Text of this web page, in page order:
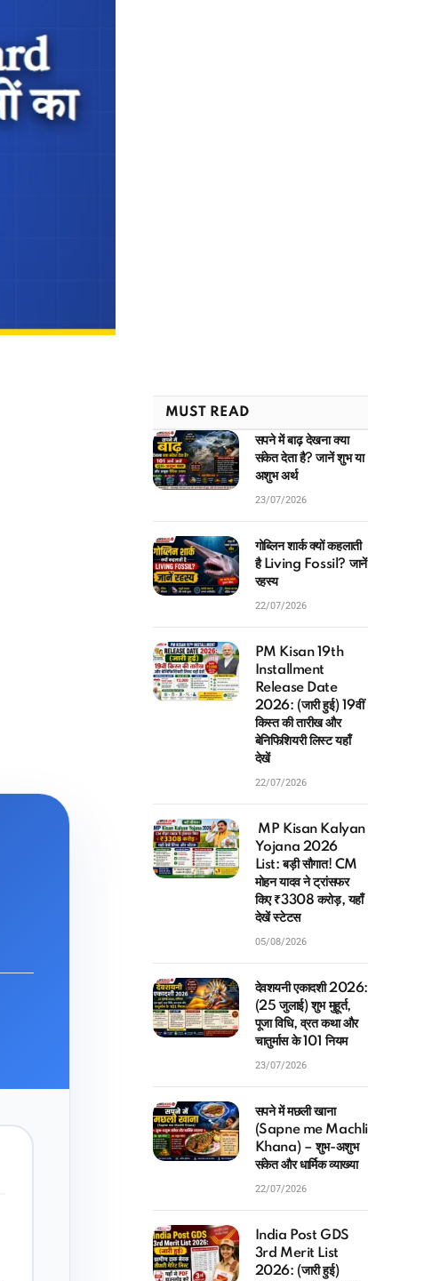
MUST READ
सपने में बाढ़ देखना क्या
संकेत देता है? जानें शुभ या
अशुभ अर्थ
23/07/2026
गोब्लिन शार्क क्यों कहलाती
है Living Fossil? जानें
रहस्य
22/07/2026
PM Kisan 19th
Installment
Release Date
2026: (जारी हुई) 19वीं
किस्त की तारीख और
बेनिफिशियरी लिस्ट यहाँ
देखें
22/07/2026
MP Kisan Kalyan
Yojana 2026
List: बड़ी सौगात! CM
मोहन यादव ने ट्रांसफर
किए ₹3308 करोड़, यहाँ
देखें स्टेटस
05/08/2026
देवशयनी एकादशी 2026:
(25 जुलाई) शुभ मुहूर्त,
पूजा विधि, व्रत कथा और
चातुर्मास के 101 नियम
23/07/2026
सपने में मछली खाना
(Sapne me Machli
Khana) – शुभ-अशुभ
संकेत और धार्मिक व्याख्या
22/07/2026
India Post GDS
3rd Merit List
2026: (जारी हुई)